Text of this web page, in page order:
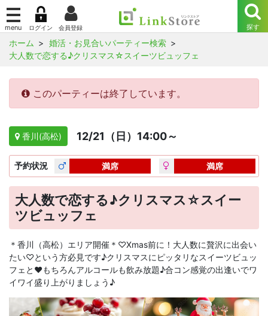
ホーム
婚活・お見合いパーティー検索
大人数で恋する♪クリスマス☆スイーツビュッフェ
このパーティーは終了しています。
香川(高松) 12/21（日）14:00～
予約状況 満席 満席
大人数で恋する♪クリスマス☆スイー
ツビュッフェ
＊香川（高松）エリア開催＊♡Xmas前に！大人数に贅沢に出会い
たい♡という方必見です♪クリスマスにピッタリなスイーツビュッ
フェと♥もちろんアルコールも飲み放題♪合コン感覚の出逢いでワ
イワイ盛り上がりましょう♪